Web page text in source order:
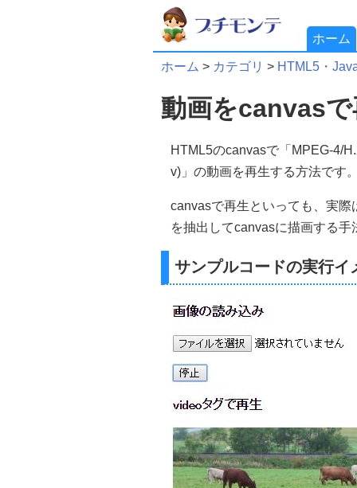
ホーム
ホーム > カテゴリ > HTML5・
動画をcanvas
HTML5のcanvasで「MPEG-4/
v)」の動画を再生する方法です。
canvasで再生といっても、実
を抽出してcanvasに描画する手
サンプルコードの実行イ